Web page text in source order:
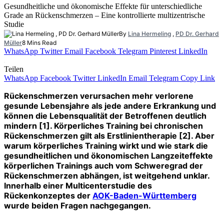
Gesundheitliche und ökonomische Effekte für unterschiedliche
Grade an Rückenschmerzen – Eine kontrollierte multizentrische
Studie
By Lina Hermeling , PD Dr. Gerhard
Müller8 Mins Read
WhatsApp Twitter Email Facebook Telegram Pinterest LinkedIn
Teilen
WhatsApp Facebook Twitter LinkedIn Email Telegram Copy Link
Rückenschmerzen verursachen mehr verlorene
gesunde Lebensjahre als jede andere Erkrankung und
können die Lebensqualität der Betroffenen deutlich
mindern [1]. Körperliches Training bei chronischen
Rückenschmerzen gilt als Erstlinientherapie [2]. Aber
warum körperliches Training wirkt und wie stark die
gesundheitlichen und ökonomischen Langzeiteffekte
körperlichen Trainings auch vom Schweregrad der
Rückenschmerzen abhängen, ist weitgehend unklar.
Innerhalb einer Multicenterstudie des
Rückenkonzeptes der AOK-Baden-Württemberg
wurde beiden Fragen nachgegangen.